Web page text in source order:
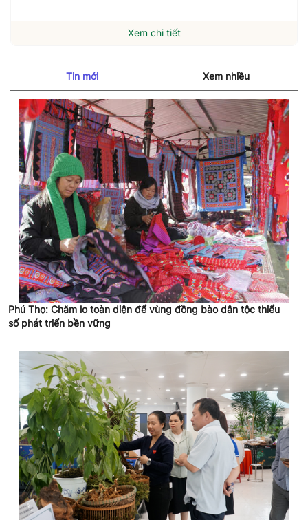
Xem chi tiết
Tin mới Xem nhiều
Phú Thọ: Chăm lo toàn diện để vùng đồng bào dân tộc thiểu
số phát triển bền vững